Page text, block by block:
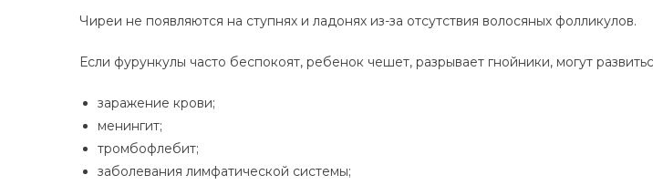
Чиреи не появляются на ступнях и ладонях из-за отсутствия волосяных фолликулов.
Если фурункулы часто беспокоят, ребенок чешет, разрывает гнойники, могут
заражение крови;
менингит;
тромбофлебит;
заболевания лимфатической системы;